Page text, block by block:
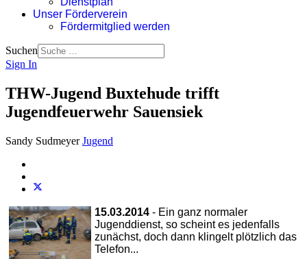
Unser Förderverein
Fördermitglied werden
Suchen
Sign In
THW-Jugend Buxtehude trifft
Jugendfeuerwehr Sauensiek
Sandy Sudmeyer Jugend
15.03.2014 - Ein ganz normaler
Jugenddienst, so scheint es jedenfalls
zunächst, doch dann klingelt plötzlich das
Telefon...